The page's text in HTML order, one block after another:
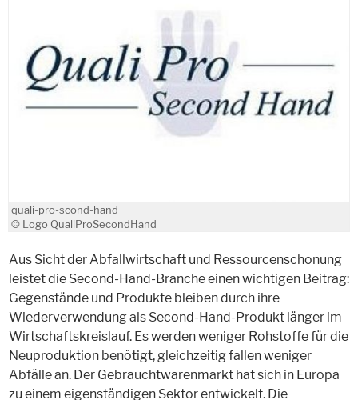
quali-pro-scond-hand
© Logo QualiProSecondHand
Aus Sicht der Abfallwirtschaft und Ressourcenschonung
leistet die Second-Hand-Branche einen wichtigen Beitrag:
Gegenstände und Produkte bleiben durch ihre
Wiederverwendung als Second-Hand-Produkt länger im
Wirtschaftskreislauf. Es werden weniger Rohstoffe für die
Neuproduktion benötigt, gleichzeitig fallen weniger
Abfälle an. Der Gebrauchtwarenmarkt hat sich in Europa
zu einem eigenständigen Sektor entwickelt. Die